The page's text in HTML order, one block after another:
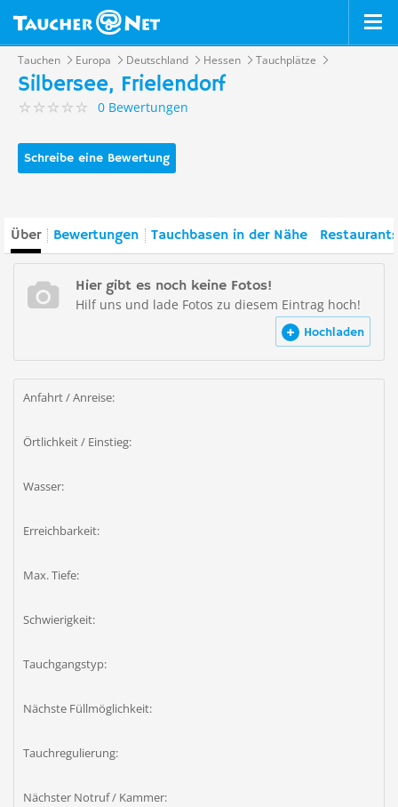
Tauchen Europa Deutschland Hessen Tauchplätze
Silbersee, Frielendorf
0 Bewertungen
Schreibe eine Bewertung
Über Bewertungen Tauchbasen in der Nähe
Hier gibt es noch keine Fotos!
Hilf uns und lade Fotos zu diesem Eintrag hoch!
Hochladen
Anfahrt / Anreise:
Örtlichkeit / Einstieg:
Wasser:
Erreichbarkeit:
Max. Tiefe:
Schwierigkeit:
Tauchgangstyp:
Nächste Füllmöglichkeit:
Tauchregulierung:
Nächster Notruf / Kammer: